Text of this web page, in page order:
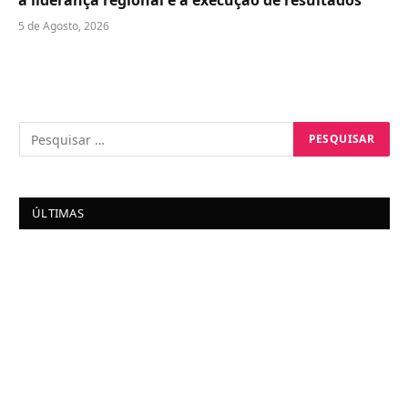
5 de Agosto, 2026
ÚLTIMAS